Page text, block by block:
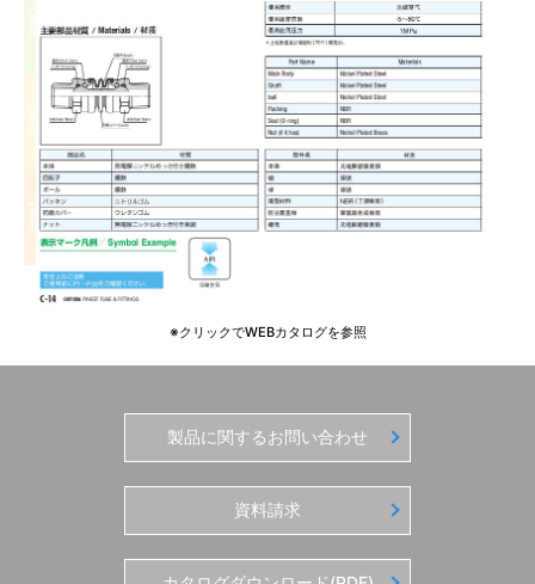
※クリックでWEBカタログを参照
製品に関するお問い合わせ
資料請求